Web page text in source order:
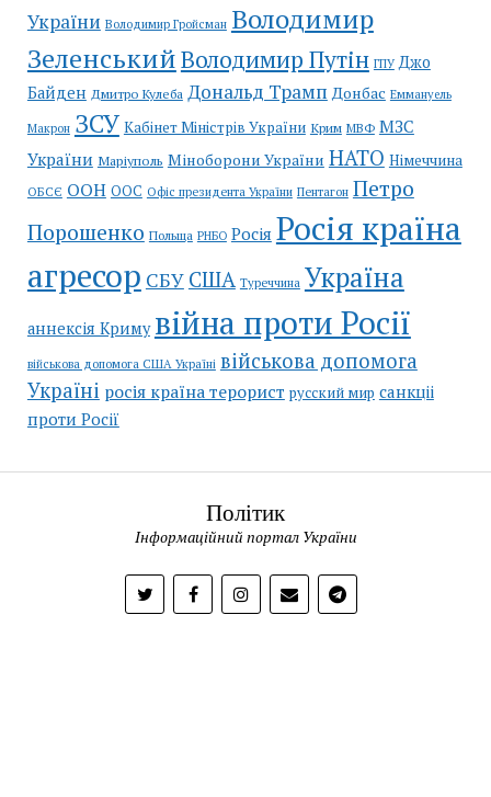
України Володимир Гройсман Володимир
ЗеленськийВолодимир Путін ГПУ Джо
Байден Дмитро Кулеба Дональд Трамп Донбас Еммануель
Макрон ЗСУ Кабінет Міністрів України Крим МВФ МЗС
України Маріуполь Міноборони України НАТО Німеччина
ОБСЄ ООН ООС Офіс президента України Пентагон Петро
Порошенко Польща РНБО Росія Росія країна
агресор СБУ США Туреччина Україна
аннексія Криму війна проти Росії
військова допомога США Україні військова допомога
Україні росія країна терорист русский мир санкціі
проти Росії
Політик
Інформаційний портал України